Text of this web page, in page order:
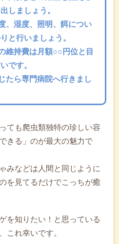
しましょう。
、湿度、照明、餌につい
と行いましょう。
維持費は月額○○円位と目
です。
たら専門病院へ行きまし
ても爬虫類独特の珍しい容
きる」のが最大の魅力で
みなどは人間と同じように
を見てるだけでこっちが癒
を知りたい！と思っている
これ幸いです。